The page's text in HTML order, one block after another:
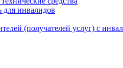
инвалидов
(получателей услуг) с